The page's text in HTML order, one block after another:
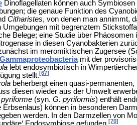
Dinoflagellaten können auch Symbiosen
die genaue Funktion des
Citharistes, von denen man annimmt,
Umgebungen mit begrenztem
Belege; eine Studie über Phäosomen
in diesen Cyanobakterien
im meromiktischen Zugersee
Gammaproteobacteriamit der
lebt endosymbiotisch in
stellt.[67]
beherbergt einen quasi-permanenten,
diesen wieder aus der Umwelt
(syn. G. pyriformis) enthält
Erbsenlaus) können in besonderen
werden. In den Darmzellen von
Endosymbiose gefunden.[70]